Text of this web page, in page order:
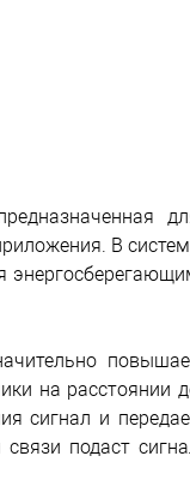
В
на расстоянии
сигнал и
подаст